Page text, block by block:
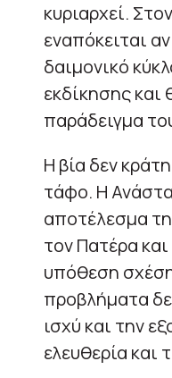
κυριαρχεί.
εναπόκειται
δαιμονικό
εκδίκησης
παράδειγμα
Η βία δεν
τάφο. Η
αποτέλεσμα
τον Πατέρα
υπόθεση
προβλήματα
ισχύ και την
ελευθερία και